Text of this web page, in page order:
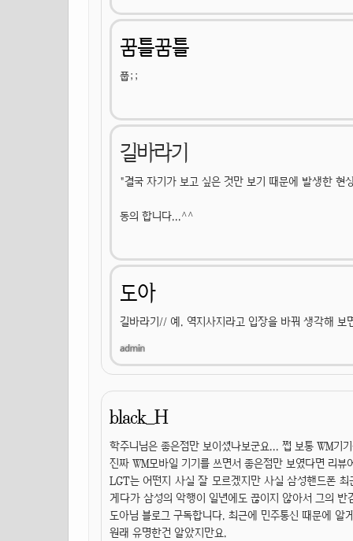
꿈틀꿈틀
풉;;
길바라기
"결국 자기가 보고 싶은 것만 보기 때문에 발생한 현
동의 합니다...^^
도아
길바라기// 예. 역지사지라고 입장을 바꿔 생각해 보
black_H
학주니님은 좋은점만 보이셨나보군요... 쩝 보통 WM기
진짜 WM모바일 기기를 쓰면서 좋은점만 보였다면 리
LGT는 어떤지 사실 잘 모르겠지만 사실 삼성핸드폰
게다가 삼성의 악행이 일년에도 끊이지 않아서 그의 반
도아님 블로그 구독합니다. 최근에 민주통신 때문에
원래 유명한건 알았지만요.